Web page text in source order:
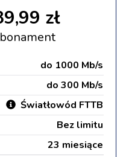
zł
do 1000 Mb/s
do 300 Mb/s
Światłowód FTTB
Bez limitu
23 miesiące